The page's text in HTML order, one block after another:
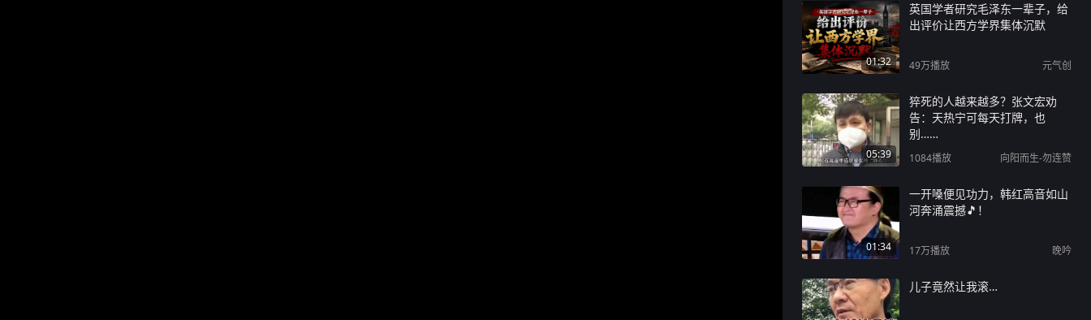
01:32
英国学者研究毛泽东一辈子，给
出评价让西方学界集体沉默
49万播放 元气创
05:39
猝死的人越来越多？张文宏劝
告：天热宁可每天打牌，也
别……
1084播放 向阳而生-勿连赞
01:34
一开嗓便见功力，韩红高音如山
河奔涌震撼🎵！
17万播放 晚吟
儿子竟然让我滚…